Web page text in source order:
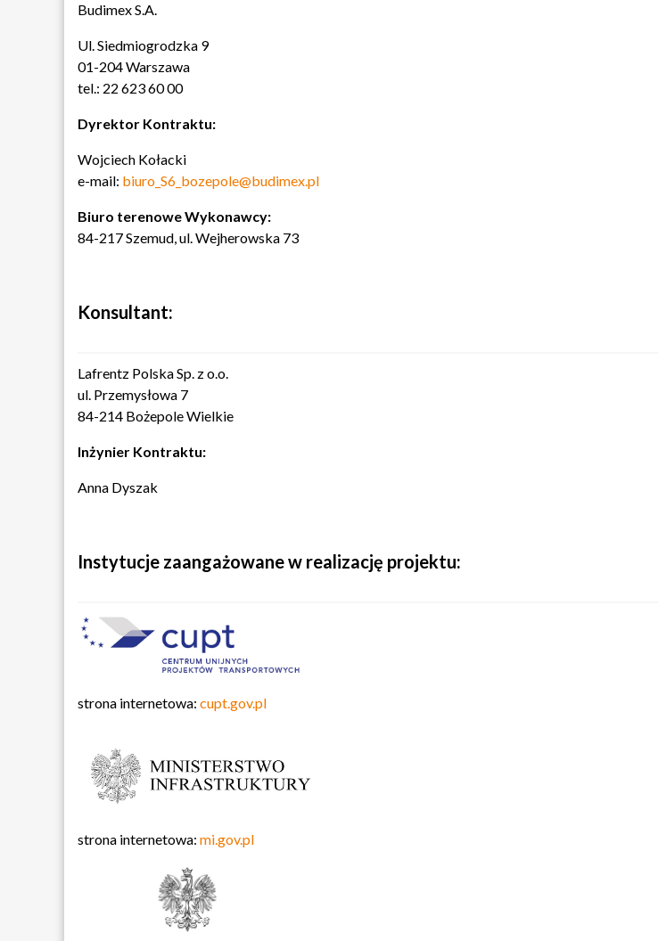
Budimex S.A.
Ul. Siedmiogrodzka 9
01-204 Warszawa
tel.: 22 623 60 00
Dyrektor Kontraktu:
Wojciech Kołacki
e-mail: biuro_S6_bozepole@budimex.pl
Biuro terenowe Wykonawcy:
84-217 Szemud, ul. Wejherowska 73
Konsultant:
Lafrentz Polska Sp. z o.o.
ul. Przemysłowa 7
84-214 Bożepole Wielkie
Inżynier Kontraktu:
Anna Dyszak
Instytucje zaangażowane w realizację projektu:
strona internetowa: cupt.gov.pl
strona internetowa: mi.gov.pl